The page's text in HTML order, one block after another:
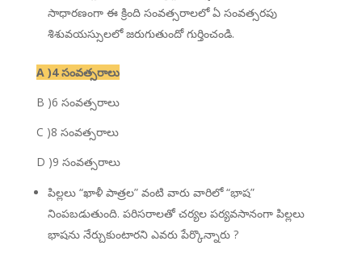
సాధారణంగా ఈ క్రింది సంవత్సరాలలో ఏ సంవత్సరపు
శిశువయస్సులలో జరుగుతుందో గుర్తించండి.
A )4 సంవత్సరాలు
B )6 సంవత్సరాలు
C )8 సంవత్సరాలు
D )9 సంవత్సరాలు
పిల్లలు “ఖాళీ పాత్రల” వంటి వారు వారిలో “భాష”
నింపబడుతుంది. పరిసరాలతో చర్యల పర్యవసానంగా పిల్లలు
భాషను నేర్చుకుంటారని ఎవరు పేర్కొన్నారు ?